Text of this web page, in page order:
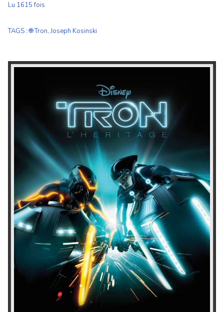
Lu 1615 fois
TAGS :🌐 Tron,Joseph Kosinski